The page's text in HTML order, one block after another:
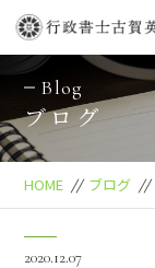
Blog
ブログ
HOME // ブログ //
2020.12.07